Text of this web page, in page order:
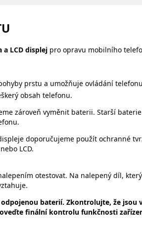
LCD displej pro opravu mobilního
prstu a umožňuje ovládání
obsah telefonu.
zároveň vyměnit baterii. Starší
doporučujeme použít ochranné
LCD.
otestovat. Na nalepený díl,
baterií. Zkontrolujte, že jsou
finální kontrolu funkčnosti